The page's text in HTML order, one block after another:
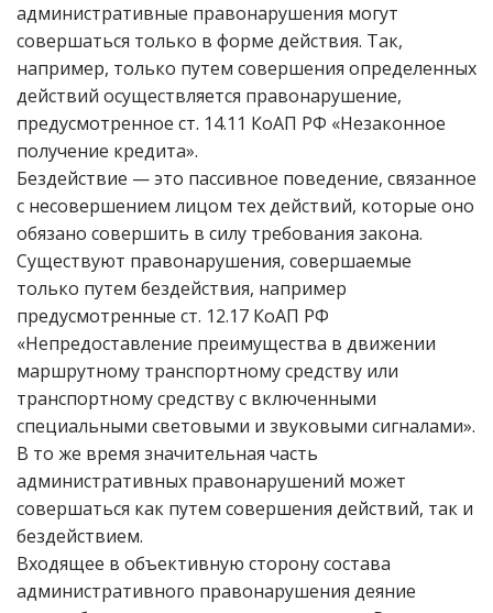
административные правонарушения могут
совершаться только в форме действия. Так,
например, только путем совершения определенных
действий осуществляется правонарушение,
предусмотренное ст. 14.11 КоАП РФ «Незаконное
получение кредита».
Бездействие — это пассивное поведение, связанное
с несовершением лицом тех действий, которые оно
обязано совершить в силу требования закона.
Существуют правонарушения, совершаемые
только путем бездействия, например
предусмотренные ст. 12.17 КоАП РФ
«Непредоставление преимущества в движении
маршрутному транспортному средству или
транспортному средству с включенными
специальными световыми и звуковыми сигналами».
В то же время значительная часть
административных правонарушений может
совершаться как путем совершения действий, так и
бездействием.
Входящее в объективную сторону состава
административного правонарушения деяние